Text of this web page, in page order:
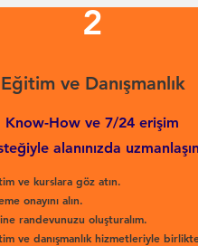
2
Eğitim ve Danışmanlık
Know-How ve 7/24 erişim
alanınızda
ve kurslara göz atın.
onayını alın.
randevunuzu oluşturalım.
ve danışmanlık hizmetleriyle